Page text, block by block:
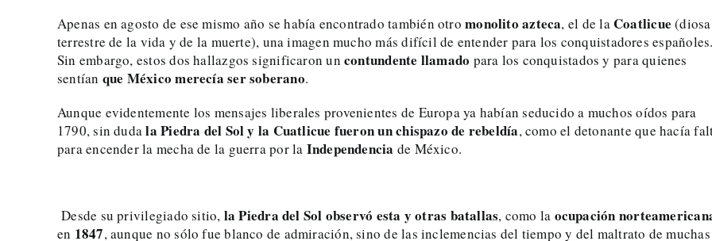
Apenas en agosto de ese mismo año se había encontrado también otromonolito azteca, el de la Coatlicue (diosa
terrestre de la vida y de la muerte), una imagen mucho más difícil de entender para los conquistadores españoles.
Sin embargo, estos dos hallazgos significaron uncontundente llamado para los conquistados y para quienes
sentían que México merecía ser soberano.
Aunque evidentemente los mensajes liberales provenientes de Europa ya habían seducido a muchos oídos para
1790, sin dudala Piedra del Sol y la Cuatlicue fueron un chispazo de rebeldía, como el detonante que hacía
para encender la mecha de la guerra por la Independencia de México.
Desde su privilegiado sitio, la Piedra del Sol observó esta y otras batallas, como la ocupación
en 1847, aunque no sólo fue blanco de admiración, sino de las inclemencias del tiempo y del maltrato de muchas